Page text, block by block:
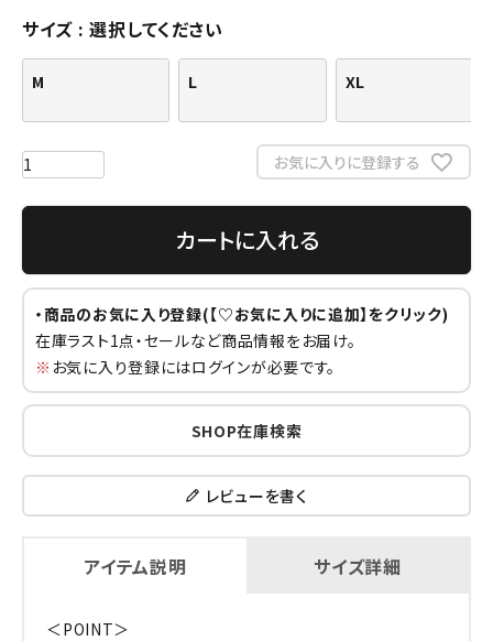
サイズ 選択してください
M L XL
お気に入りに登録する
カートに入れる
・商品のお気に入り登録(【♡お気に入りに追加】をクリック)
在庫ラスト1点・セールなど商品情報をお届け。
※ お気に入り登録にはログインが必要です。
SHOP在庫検索
レビューを書く
アイテム説明 サイズ詳細
＜POINT＞